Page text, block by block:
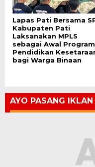
Lapas Pati Bersama
Kabupaten Pati
Laksanakan MPLS
sebagai Awal Program
Pendidikan
bagi Warga Binaan
AYO PASANG IKLAN